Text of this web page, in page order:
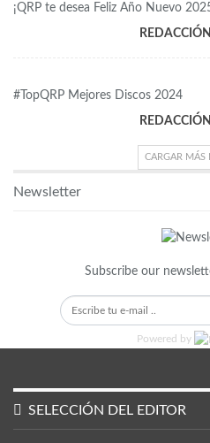
¡QRP te desea Feliz Año Nuevo
#TopQRP Mejores Discos 2024
CARGAR MÁS
Newsletter
Subscribe our
Powered by
SELECCIÓN DEL EDITOR